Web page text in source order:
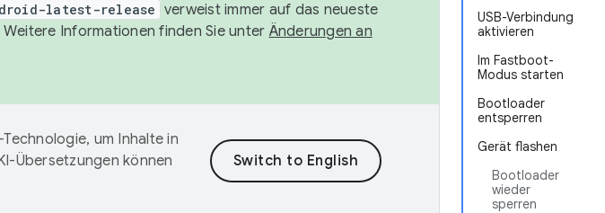
USB-Verbindung
aktivieren
Im Fastboot-
Modus starten
Bootloader
entsperren
Gerät flashen
Bootloader
wieder
sperren
latest-release verweist immer auf das neueste
Informationen finden Sie unter Änderungen an
um Inhalte in
Übersetzungen können